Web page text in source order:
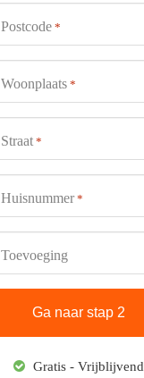
Postcode *
Woonplaats *
Straat *
Huisnummer *
Toevoeging
Gratis - Vrijblijvend